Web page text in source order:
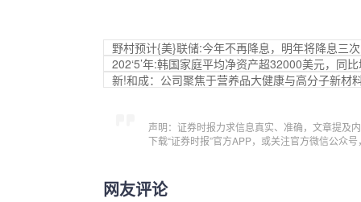
野村预计{美}联储:今年不再降息，明年将降息三次
202‘5’年:韩国家庭平均净资产超32000美元，同
新!和成：公司聚焦于营养品大健康与高分子新材
声明：证券时报力求信息真实、准确，文章提及
下载“证券时报”官方APP，或关注官方微信公众
网友评论